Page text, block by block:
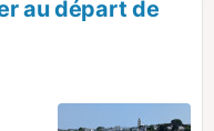
au départ de